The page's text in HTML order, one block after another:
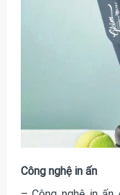
Công nghệ in ấn